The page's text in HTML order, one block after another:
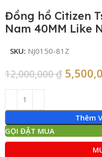
Đồng hồ Citizen
Nam 40MM Like
SKU: NJ0150-81Z
12,000,000₫
Thêm
GỌI ĐẶT MUA